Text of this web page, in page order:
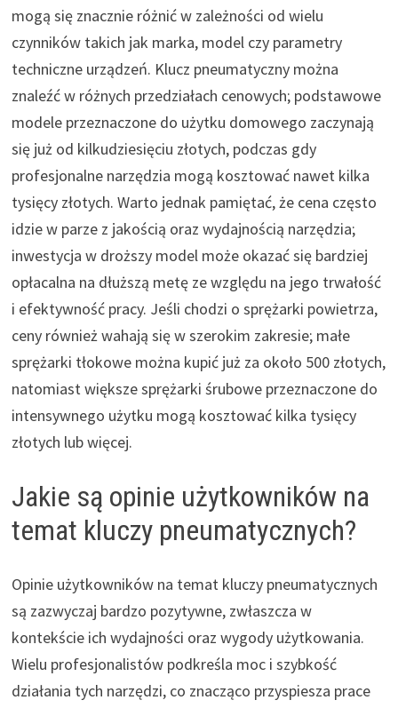
mogą się znacznie różnić w zależności od wielu
czynników takich jak marka, model czy parametry
techniczne urządzeń. Klucz pneumatyczny można
znaleźć w różnych przedziałach cenowych; podstawowe
modele przeznaczone do użytku domowego zaczynają
się już od kilkudziesięciu złotych, podczas gdy
profesjonalne narzędzia mogą kosztować nawet kilka
tysięcy złotych. Warto jednak pamiętać, że cena często
idzie w parze z jakością oraz wydajnością narzędzia;
inwestycja w droższy model może okazać się bardziej
opłacalna na dłuższą metę ze względu na jego trwałość
i efektywność pracy. Jeśli chodzi o sprężarki powietrza,
ceny również wahają się w szerokim zakresie; małe
sprężarki tłokowe można kupić już za około 500 złotych,
natomiast większe sprężarki śrubowe przeznaczone do
intensywnego użytku mogą kosztować kilka tysięcy
złotych lub więcej.
Jakie są opinie użytkowników na
temat kluczy pneumatycznych?
Opinie użytkowników na temat kluczy pneumatycznych
są zazwyczaj bardzo pozytywne, zwłaszcza w
kontekście ich wydajności oraz wygody użytkowania.
Wielu profesjonalistów podkreśla moc i szybkość
działania tych narzędzi, co znacząco przyspiesza prace